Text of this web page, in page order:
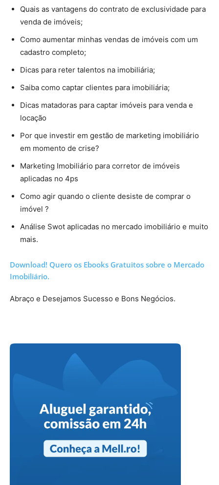
Quais as vantagens do contrato de exclusividade para
venda de imóveis;
Como aumentar minhas vendas de imóveis com um
cadastro completo;
Dicas para reter talentos na imobiliária;
Saiba como captar clientes para imobiliária;
Dicas matadoras para captar imóveis para venda e
locação
Por que investir em gestão de marketing imobiliário
em momento de crise?
Marketing Imobiliário para corretor de imóveis
aplicadas no 4ps
Como agir quando o cliente desiste de comprar o
imóvel ?
Análise Swot aplicadas no mercado imobiliário e muito
mais.
Download! Quero os Ebooks Gratuitos sobre o Mercado
Imobiliário.
Abraço e Desejamos Sucesso e Bons Negócios.